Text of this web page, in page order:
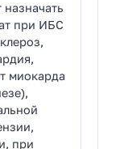
назначать
при ИБС
миокарда
при